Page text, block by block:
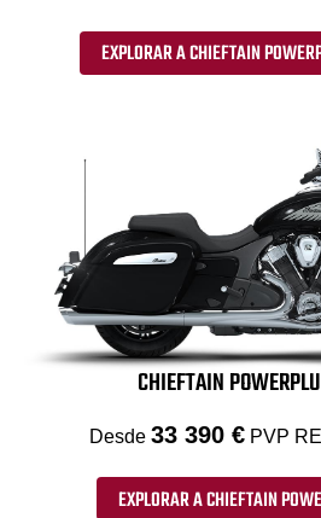
EXPLORAR A CHIEFTAIN
CHIEFTAIN
Desde 33 390 € PVP
EXPLORAR A CHIEFTAIN